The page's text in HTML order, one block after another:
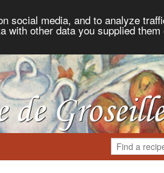
social media, and to analyze
other data you supplied